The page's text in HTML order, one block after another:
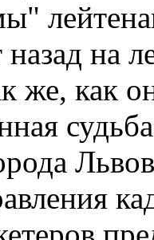
на
же, как